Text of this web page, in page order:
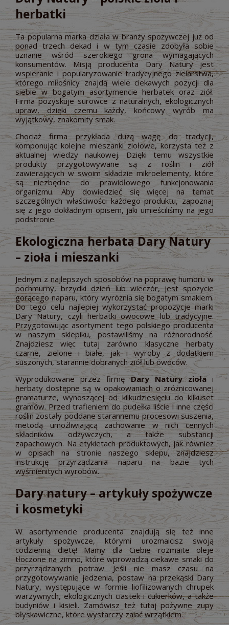
herbatki
Ta popularna marka działa w branży spożywczej już od
ponad trzech dekad i w tym czasie zdobyła sobie
uznanie wśród szerokiego grona wymagających
konsumentów. Misją producenta Dary Natury jest
wspieranie i popularyzowanie tradycyjnego zielarstwa,
którego miłośnicy znajdą wiele ciekawych pozycji dla
siebie w bogatym asortymencie herbatek oraz ziół.
Firma pozyskuje surowce z naturalnych, ekologicznych
upraw, dzięki czemu każdy, końcowy wyrób ma
wyjątkowy, znakomity smak.
Chociaż firma przykłada dużą wagę do tradycji,
komponując kolejne mieszanki ziołowe, korzysta też z
aktualnej wiedzy naukowej. Dzięki temu wszystkie
produkty przygotowywane są z roślin i ziół
zawierających w swoim składzie mikroelementy, które
są niezbędne do prawidłowego funkcjonowania
organizmu. Aby dowiedzieć się więcej na temat
szczególnych właściwości każdego produktu, zapoznaj
się z jego dokładnym opisem, jaki umieściliśmy na jego
podstronie.
Ekologiczna herbata Dary Natury
– zioła i mieszanki
Jednym z najlepszych sposobów na poprawę humoru w
pochmurny, brzydki dzień lub wieczór, jest spożycie
gorącego naparu, który wyróżnia się bogatym smakiem.
Do tego celu najlepiej wykorzystać propozycje marki
Dary Natury, czyli herbatki owocowe lub tradycyjne.
Przygotowując asortyment tego polskiego producenta
w naszym sklepiku, postawiliśmy na różnorodność.
Znajdziesz więc tutaj zarówno klasyczne herbaty
czarne, zielone i białe, jak i wyroby z dodatkiem
suszonych, starannie dobranych ziół lub owoców.
Wyprodukowane przez firmęDary Natury ziołai
herbaty dostępne są w opakowaniach o zróżnicowanej
gramaturze, wynoszącej od kilkudziesięciu do kilkuset
gramów. Przed trafieniem do pudełka liście i inne części
roślin zostały poddane starannemu procesowi suszenia,
metodą umożliwiającą zachowanie w nich cennych
składników odżywczych, a także substancji
zapachowych. Na etykietach produktowych, jak również
w opisach na stronie naszego sklepu, znajdziesz
instrukcję przyrządzania naparu na bazie tych
wyśmienitych wyrobów.
Dary natury – artykuły spożywcze
i kosmetyki
W asortymencie producenta znajdują się też inne
artykuły spożywcze, którymi urozmaicisz swoją
codzienną dietę! Mamy dla Ciebie rozmaite oleje
tłoczone na zimno, które wprowadzą ciekawe smaki do
przyrządzanych potraw. Jeśli nie masz czasu na
przygotowywanie jedzenia, postaw na przekąski Dary
Natury, występujące w formie liofilizowanych chrupek
warzywnych, ekologicznych ciastek i cukierków, a także
budyniów i kisieli. Zamówisz też tutaj pożywne zupy
błyskawiczne, które wystarczy zalać wrzątkiem.